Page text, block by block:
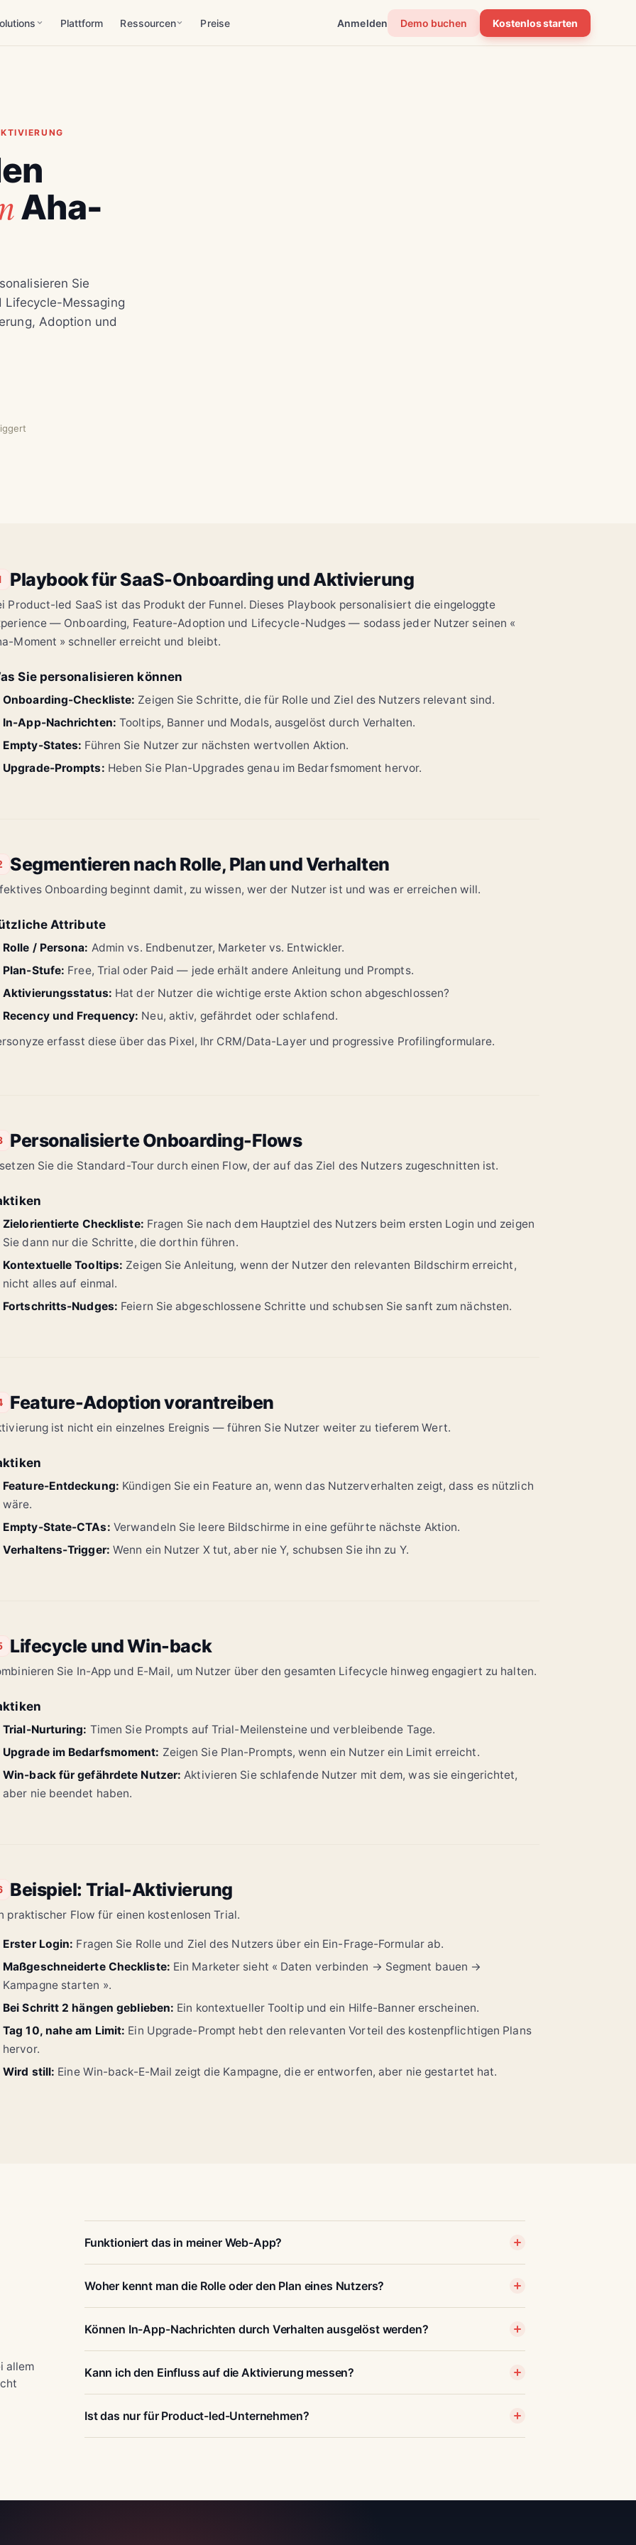
Plattform Ressourcen Preise Anmelden Demo buchen Kostenlos starten
Aha-
Sie
Messaging
Adoption und
Playbook für SaaS-Onboarding und Aktivierung
Product-led SaaS ist das Produkt der Funnel. Dieses Playbook personalisiert die eingeloggte
— Onboarding, Feature-Adoption und Lifecycle-Nudges — sodass jeder Nutzer seinen «
Moment » schneller erreicht und bleibt.
Sie personalisieren können
Onboarding-Checkliste: Zeigen Sie Schritte, die für Rolle und Ziel des Nutzers relevant sind.
In-App-Nachrichten: Tooltips, Banner und Modals, ausgelöst durch Verhalten.
Empty-States: Führen Sie Nutzer zur nächsten wertvollen Aktion.
Upgrade-Prompts: Heben Sie Plan-Upgrades genau im Bedarfsmoment hervor.
Segmentieren nach Rolle, Plan und Verhalten
Onboarding beginnt damit, zu wissen, wer der Nutzer ist und was er erreichen will.
Attribute
Rolle / Persona: Admin vs. Endbenutzer, Marketer vs. Entwickler.
Plan-Stufe: Free, Trial oder Paid — jede erhält andere Anleitung und Prompts.
Aktivierungsstatus: Hat der Nutzer die wichtige erste Aktion schon abgeschlossen?
Recency und Frequency: Neu, aktiv, gefährdet oder schlafend.
erfasst diese über das Pixel, Ihr CRM/Data-Layer und progressive Profilingformulare.
Personalisierte Onboarding-Flows
Sie die Standard-Tour durch einen Flow, der auf das Ziel des Nutzers zugeschnitten ist.
Zielorientierte Checkliste: Fragen Sie nach dem Hauptziel des Nutzers beim ersten Login und zeigen
Sie dann nur die Schritte, die dorthin führen.
Kontextuelle Tooltips: Zeigen Sie Anleitung, wenn der Nutzer den relevanten Bildschirm erreicht,
nicht alles auf einmal.
Fortschritts-Nudges: Feiern Sie abgeschlossene Schritte und schubsen Sie sanft zum nächsten.
Feature-Adoption vorantreiben
ist nicht ein einzelnes Ereignis — führen Sie Nutzer weiter zu tieferem Wert.
Feature-Entdeckung: Kündigen Sie ein Feature an, wenn das Nutzerverhalten zeigt, dass es nützlich
wäre.
Empty-State-CTAs: Verwandeln Sie leere Bildschirme in eine geführte nächste Aktion.
Verhaltens-Trigger: Wenn ein Nutzer X tut, aber nie Y, schubsen Sie ihn zu Y.
Lifecycle und Win-back
Sie In-App und E-Mail, um Nutzer über den gesamten Lifecycle hinweg engagiert zu halten.
Trial-Nurturing: Timen Sie Prompts auf Trial-Meilensteine und verbleibende Tage.
Upgrade im Bedarfsmoment: Zeigen Sie Plan-Prompts, wenn ein Nutzer ein Limit erreicht.
Win-back für gefährdete Nutzer: Aktivieren Sie schlafende Nutzer mit dem, was sie eingerichtet,
aber nie beendet haben.
Beispiel: Trial-Aktivierung
praktischer Flow für einen kostenlosen Trial.
Erster Login: Fragen Sie Rolle und Ziel des Nutzers über ein Ein-Frage-Formular ab.
Maßgeschneiderte Checkliste: Ein Marketer sieht « Daten verbinden → Segment bauen →
Kampagne starten ».
Bei Schritt 2 hängen geblieben: Ein kontextueller Tooltip und ein Hilfe-Banner erscheinen.
Tag 10, nahe am Limit: Ein Upgrade-Prompt hebt den relevanten Vorteil des kostenpflichtigen Plans
hervor.
Wird still: Eine Win-back-E-Mail zeigt die Kampagne, die er entworfen, aber nie gestartet hat.
allem
Funktioniert das in meiner Web-App?
Woher kennt man die Rolle oder den Plan eines Nutzers?
Können In-App-Nachrichten durch Verhalten ausgelöst werden?
Kann ich den Einfluss auf die Aktivierung messen?
Ist das nur für Product-led-Unternehmen?